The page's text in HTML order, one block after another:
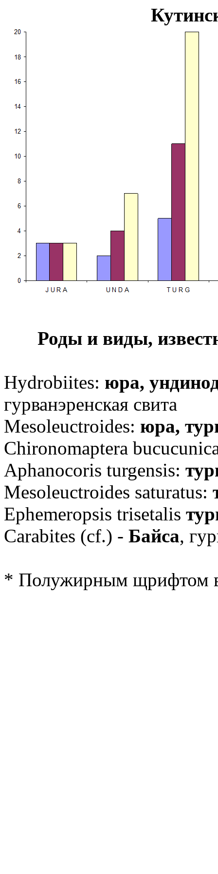
Роды и виды,
Hydrobiites: юра,
гурванэренская свита
Mesoleuctroides: юра,
Chironomaptera
Aphanocoris turgensis:
Mesoleuctroides saturatus:
Ephemeropsis trisetalis
Carabites (cf.) - Байса,
* Полужирным щрифтом